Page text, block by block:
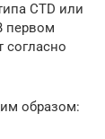
CTD или
первом
согласно
образом: